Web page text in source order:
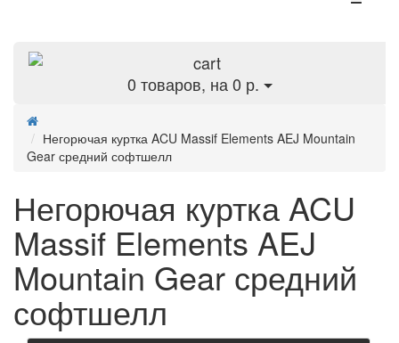
0 товаров, на 0 р.
Негорючая куртка ACU Massif Elements AEJ Mountain
Gear средний софтшелл
Негорючая куртка ACU
Massif Elements AEJ
Mountain Gear средний
софтшелл